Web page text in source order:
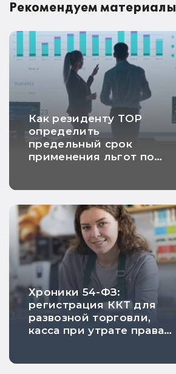
Рекомендуем материалы
Как резиденту ТОР
определить
предельный срок
применения льгот по
Хроники 54-ФЗ:
регистрация ККТ для
развозной торговли,
касса при утрате права